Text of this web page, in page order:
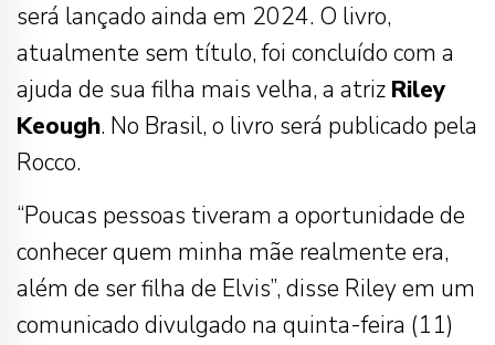
será lançado ainda em 2024. O livro,
atualmente sem título, foi concluído com a
ajuda de sua filha mais velha, a atriz Riley
Keough. No Brasil, o livro será publicado pela
Rocco.
“Poucas pessoas tiveram a oportunidade de
conhecer quem minha mãe realmente era,
além de ser filha de Elvis”, disse Riley em um
comunicado divulgado na quinta-feira (11)